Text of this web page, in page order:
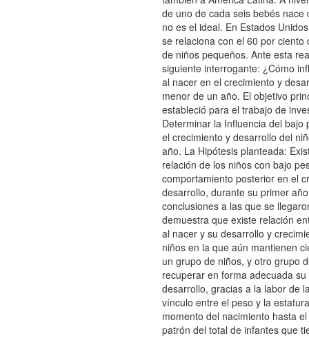
de uno de cada seis bebés nace
no es el ideal. En Estados
se relaciona con el 60 por ciento
de niños pequeños. Ante esta
siguiente interrogante: ¿Cómo
al nacer en el crecimiento y
menor de un año. El objetivo
estableció para el trabajo de
Determinar la Influencia del bajo
el crecimiento y desarrollo del
año. La Hipótesis planteada:
relación de los niños con bajo
comportamiento posterior en el
desarrollo, durante su primer
conclusiones a las que se
demuestra que existe relación
al nacer y su desarrollo y
niños en la que aún mantienen
un grupo de niños, y otro grupo
recuperar en forma adecuada
desarrollo, gracias a la labor de
vínculo entre el peso y la
momento del nacimiento hasta
patrón del total de infantes que